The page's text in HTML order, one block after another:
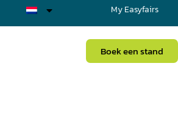
My Easyfairs
Boek een stand